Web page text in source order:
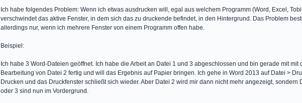
Ich habe folgendes Problem: Wenn ich etwas ausdrucken will, egal aus welchem Programm (Word, Excel,
verschwindet das aktive Fenster, in dem sich das zu druckende befindet, in den Hintergrund. Das Problem
allerdings nur, wenn ich mehrere Fenster von einem Programm offen habe.
Beispiel:
Ich habe 3 Word-Dateien geöffnet. Ich habe die Arbeit an Datei 1 und 3 abgeschlossen und bin gerade mit mit
Bearbeitung von Datei 2 fertig und will das Ergebnis auf Papier bringen. Ich gehe in Word 2013 auf Datei >
Drucken und das Druckfenster schließt sich wieder. Aber Datei 2 wird mir dann nicht mehr angezeigt, sondern
oder 3 sind nun im Vordergrund.